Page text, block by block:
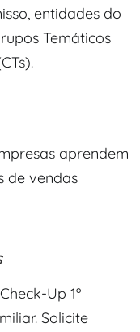
entidades do
Temáticos
aprendem
de vendas
Up 1º
Solicite